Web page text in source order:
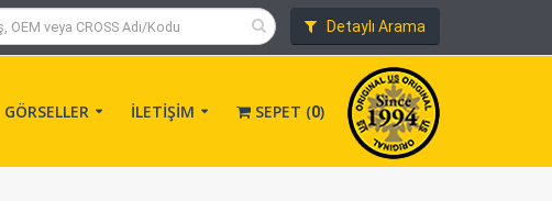
Detaylı Arama
GÖRSELLER İLETİŞİM SEPET (0)